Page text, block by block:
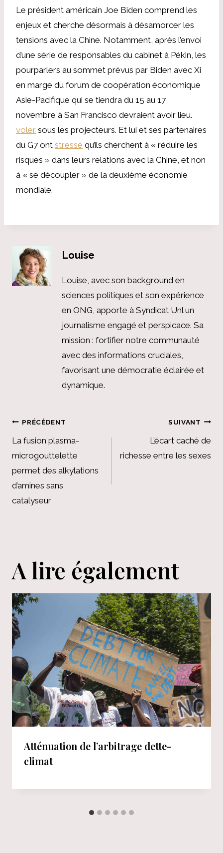
Le président américain Joe Biden comprend les
enjeux et cherche désormais à désamorcer les
tensions avec la Chine. Notamment, après l’envoi
d’une série de responsables du cabinet à Pékin, les
pourparlers au sommet prévus par Biden avec Xi
en marge du forum de coopération économique
Asie-Pacifique qui se tiendra du 15 au 17
novembre à San Francisco devraient avoir lieu.
voler sous les projecteurs. Et lui et ses partenaires
du G7 ont stressé qu’ils cherchent à « réduire les
risques » dans leurs relations avec la Chine, et non
à « se découpler » de la deuxième économie
mondiale.
Louise
Louise, avec son background en
sciences politiques et son expérience
en ONG, apporte à Syndicat Unl un
journalisme engagé et perspicace. Sa
mission : fortifier notre communauté
avec des informations cruciales,
favorisant une démocratie éclairée et
dynamique.
Navigation
de
l’article
PRÉCÉDENT
La fusion plasma-
microgouttelette
permet des alkylations
d’amines sans
catalyseur
SUIVANT
L’écart caché de
richesse entre les sexes
A lire également
Atténuation de l’arbitrage dette-
climat